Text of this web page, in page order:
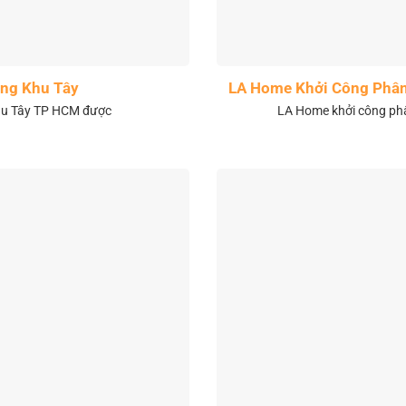
Khu Tây
Tây TP HCM được
LA Home Khởi Công
LA Home khởi công